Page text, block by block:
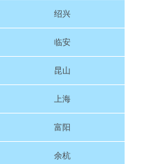
绍兴
临安
昆山
上海
富阳
余杭